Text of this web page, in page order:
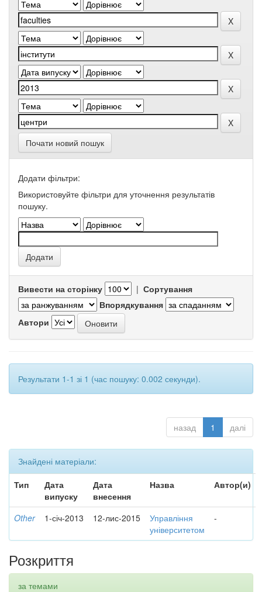
Почати новий пошук
Додати фільтри:
Використовуйте фільтри для уточнення результатів
пошуку.
Вивести на сторінку | Сортування
Впорядкування
Автори
Результати 1-1 зі 1 (час пошуку: 0.002 секунди).
назад 1 далі
Знайдені матеріали:
Тип
Дата
випуску
Дата
внесення
Назва Автор(и)
Other 1-січ-2013 12-лис-2015
Управління
університетом
-
Розкриття
за темами